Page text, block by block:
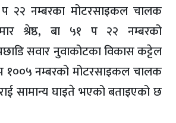
प २२ नम्बरका मोटरसाइकल चालक
श्रेष्ठ, बा ५१ प २२ नम्बरको
सवार नुवाकोटका विकास कट्टेल
१००५ नम्बरको मोटरसाइकल चालक
सामान्य घाइते भएको बताइएको छ